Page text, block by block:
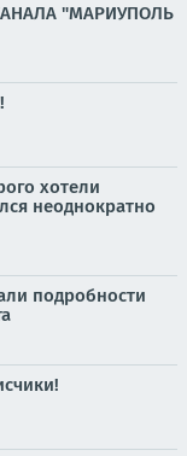
"МАРИУПОЛЬ
хотели
неоднократно
подробности